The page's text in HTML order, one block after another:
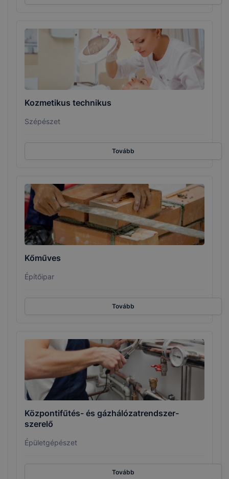
Kozmetikus technikus
Szépészet
Tovább
Kőműves
Építőipar
Tovább
Központifűtés- és gázhálózatrendszer-
szerelő
Épületgépészet
Tovább